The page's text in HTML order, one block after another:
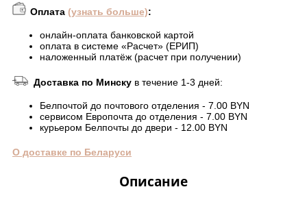
Оплата (узнать больше):
онлайн-оплата банковской картой
оплата в системе «Расчет» (ЕРИП)
наложенный платёж (расчет при получении)
Доставка по Минску в течение 1-3 дней:
Белпочтой до почтового отделения - 7.00 BYN
сервисом Европочта до отделения - 7.00 BYN
курьером Белпочты до двери - 12.00 BYN
О доставке по Беларуси
Описание